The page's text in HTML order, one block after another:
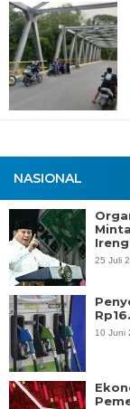
NASIONAL
25 Juli
10 Juni